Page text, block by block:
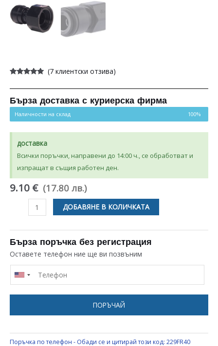
5.00от 5,
потребителски
оценки
(7клиентски отзива)
Бърза доставка с куриерска фирма
Наличности на склад 100%
доставка
Всички поръчки, направени до 14:00 ч., се обработват и
изпращат в същия работен ден.
9.10 € (17.80 лв.)
количество
КОНЕКТОР
Ø
8–
3/8
ЗА
PM450813E
ДОБАВЯНЕ В КОЛИЧКАТА
Бърза поръчка без регистрация
Оставете телефон ние ще ви позвъним
ПОРЪЧАЙ
Поръчка по телефон - Обади се и цитирай този код: 229FR40